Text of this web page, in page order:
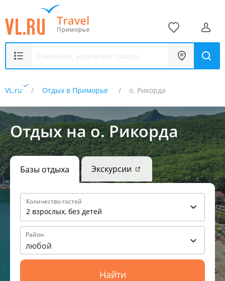
VL.ru Отдых в Приморье о. Рикорда
Отдых на о. Рикорда
Базы отдыха Экскурсии
Количество гостей
2 взрослых, без детей
Район
любой
Найти